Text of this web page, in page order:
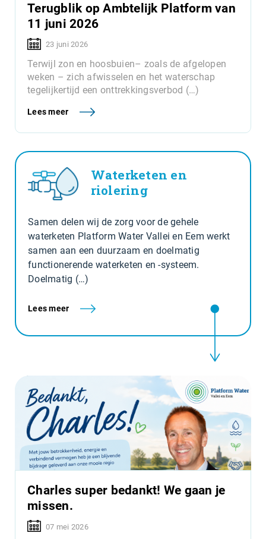
Terugblik op Ambtelijk Platform van
11 juni 2026
23 juni 2026
Terwijl zon en hoosbuien– zoals de afgelopen
weken – zich afwisselen en het waterschap
tegelijkertijd een onttrekkingsverbod (…)
Lees meer
Waterketen en
riolering
Samen delen wij de zorg voor de gehele
waterketen Platform Water Vallei en Eem werkt
samen aan een duurzaam en doelmatig
functionerende waterketen en -systeem.
Doelmatig (…)
Lees meer
Charles super bedankt! We gaan je
missen.
07 mei 2026